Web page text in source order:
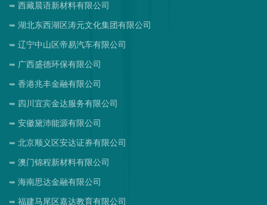
西藏晨语新材料有限公司
湖北东西湖区涛元文化集团有限公司
辽宁中山区帝易汽车有限公司
广西盛德环保有限公司
香港兆丰金融有限公司
四川宜宾金达服务有限公司
安徽黛沛能源有限公司
北京顺义区安达证券有限公司
澳门锦程新材料有限公司
海南思达金融有限公司
福建马尾区嘉达教育有限公司